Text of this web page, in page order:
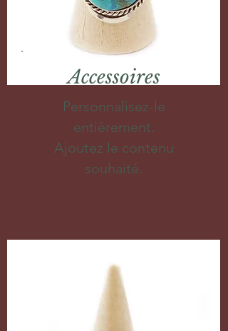
Accessoires
Personnalisez-le
entièrement.
Ajoutez le contenu
souhaité.